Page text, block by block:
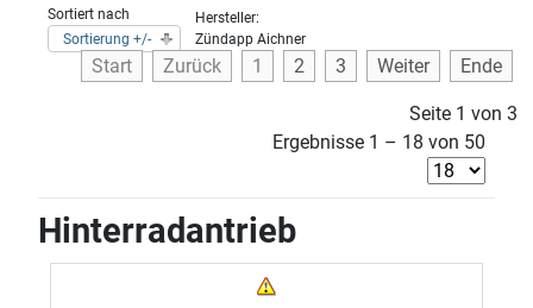
Sortiert nach
Sortierung +/-
Hersteller:
Zündapp Aichner
Start Zurück 1 2 3 Weiter Ende
Seite 1 von 3
Ergebnisse 1 – 18 von 50
Hinterradantrieb